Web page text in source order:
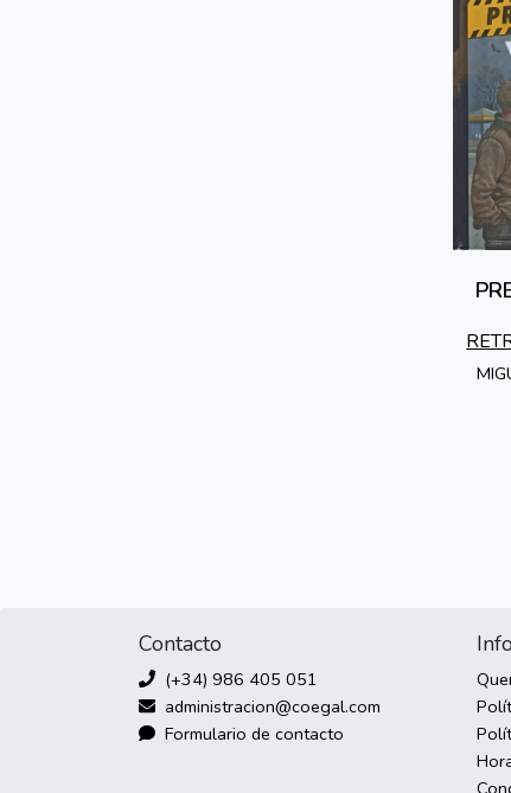
Contacto
(+34) 986 405 051
administracion@coegal.com
Formulario de contacto